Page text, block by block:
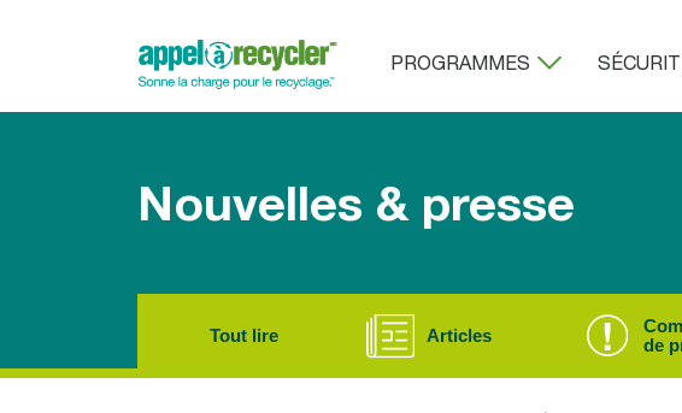
PROGRAMMES
Nouvelles & presse
Tout lire Articles
de